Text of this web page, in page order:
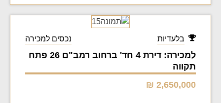
בלעדיות נכסים למכירה
למכירה: דירת 4 חד' ברחוב רמב"ם 26 פתח
תקווה
2,650,000 ₪